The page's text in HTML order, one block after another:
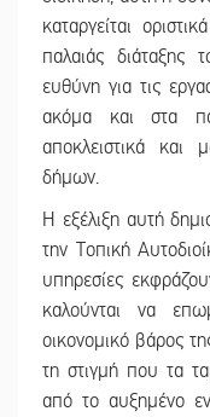
καταργείται
παλαιάς διάταξης
ευθύνη για τις
ακόμα και στα
αποκλειστικά και
δήμων.
Η εξέλιξη αυτή
την Τοπική
υπηρεσίες
καλούνται να
οικονομικό βάρος
τη στιγμή που τα
από το αυξημένο